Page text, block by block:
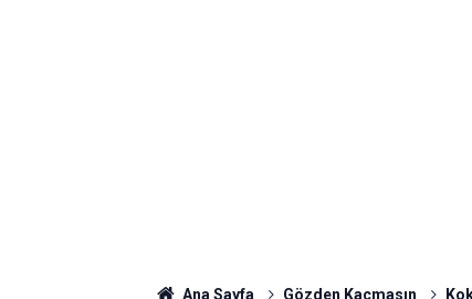
Ana Sayfa Gözden Kaçmasın